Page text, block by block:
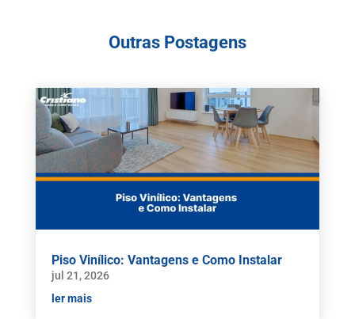
Outras Postagens
Piso Vinílico: Vantagens e Como Instalar
jul 21, 2026
ler mais